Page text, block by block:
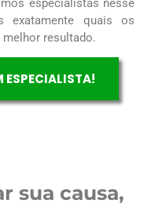
especialistas nesse
exatamente quais os
resultado.
ESPECIALISTA!
sua causa,